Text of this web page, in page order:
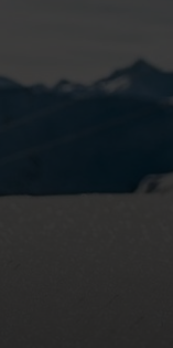
Kunst,